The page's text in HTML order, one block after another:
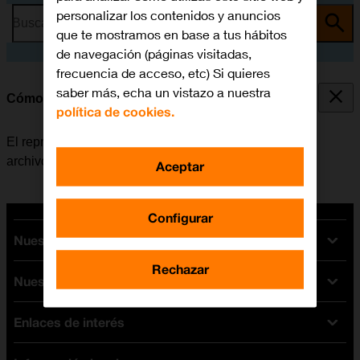
Busca por problema o tema
Cómo utilizar el reproductor de música
El reproductor de música se utiliza para escuchar los
archivos de música que han sido transferidos al móvil.
Nuestras tarifas
Tarifas Orange
Tarifas fibra y móvil
Tarifas móviles
Tarifas internet y fibra
Nuestros dispositivos
Ofertas en móviles
iPhone
Enlaces de interés
personalizar los contenidos y anuncios
que te mostramos en base a tus hábitos
de navegación (páginas visitadas,
frecuencia de acceso, etc) Si quieres
saber más, echa un vistazo a nuestra
política de cookies.
Configurar
Rechazar
Aceptar